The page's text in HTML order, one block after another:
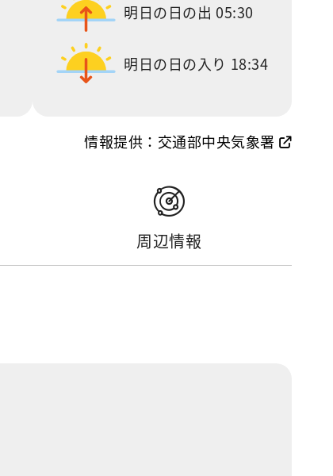
明日の日の出 05:30
明日の日の入り 18:34
情報提供：交通部中央気象署
周辺情報